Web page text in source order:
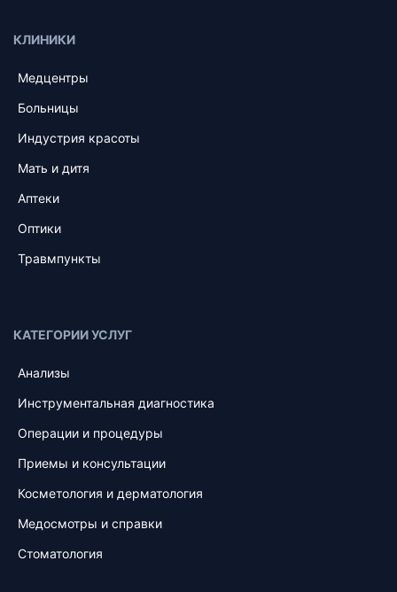
КЛИНИКИ
Медцентры
Больницы
Индустрия красоты
Мать и дитя
Аптеки
Оптики
Травмпункты
КАТЕГОРИИ УСЛУГ
Анализы
Инструментальная диагностика
Операции и процедуры
Приемы и консультации
Косметология и дерматология
Медосмотры и справки
Стоматология